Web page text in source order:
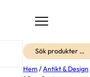
Sök
Hem / Antikt & Design